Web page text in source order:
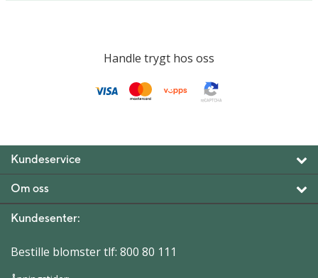
Handle trygt hos oss
Kundeservice
Om oss
Kundesenter:
Bestille blomster tlf: 800 80 111